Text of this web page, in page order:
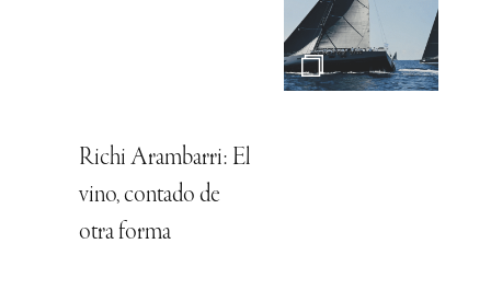
Richi Arambarri: El
vino, contado de
otra forma